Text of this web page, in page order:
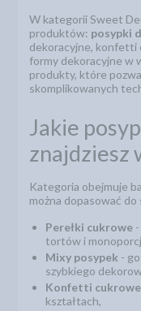
W kategorii Sweet
produktów: posypki
dekoracyjne, konfetti
formy dekoracyjne w
produkty, które
skomplikowanych
Jakie
znajdziesz
Kategoria obejmuje
można dopasować
Perełki cukrowe
tortów i
Mixy posypek -
szybkiego
Konfetti cukrowe
kształtach,